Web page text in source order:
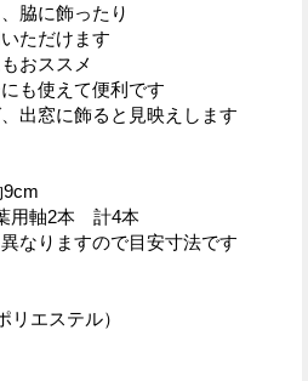
脇に飾ったり
ただけます
おススメ
も使えて便利です
出窓に飾ると見映えします
用軸2本 計4本
なりますので目安寸法です
エステル）